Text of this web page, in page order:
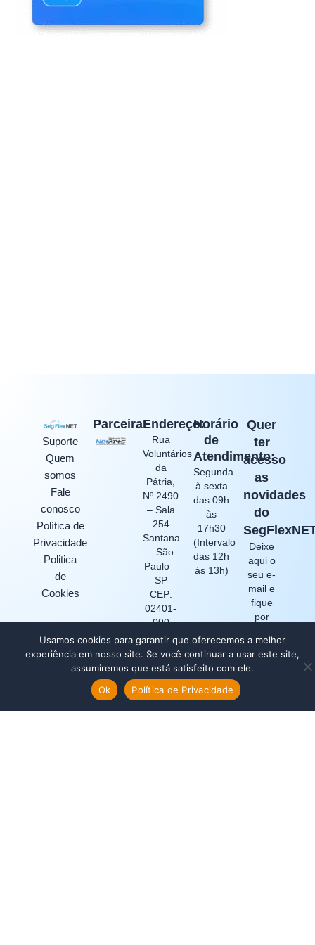
Suporte
Quem
somos
Fale
conosco
Política de
Privacidade
Politica
de
Cookies
Parceira:Endereço:
Rua
Voluntários
da
Pátria,
Nº 2490
– Sala
254
Santana
– São
Paulo –
SP
CEP:
02401-
000
Horário
de
Atendimento:
Segunda
à sexta
das 09h
às
17h30
(Intervalo
das 12h
às 13h)
Quer
ter
acesso
as
novidades
do
Deixe
aqui o
seu e-
mail e
fique
por
de
todas
Usamos cookies para garantir que oferecemos a melhor
experiência em nosso site. Se você continuar a usar este site,
assumiremos que está satisfeito com ele.
Ok
Política de Privacidade